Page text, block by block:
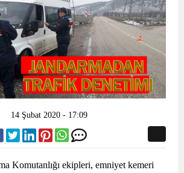
14 Şubat 2020 - 17:09
Komutanlığı ekipleri, emniyet kemeri